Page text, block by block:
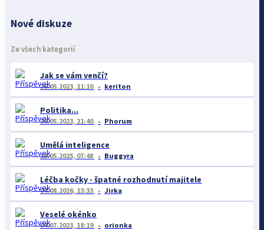
Nové diskuze
Ze všech kategorií
Jak se vám venčí?
26.05.2023, 11:10 keriton
Politika...
26.05.2023, 21:40 Phorum
Umělá inteligence
13.05.2025, 07:48 Buggyra
Léčba kočky - špatné rozhodnutí majitele
04.08.2026, 13:33 Jirka
Veselé okénko
04.07.2023, 18:19 orionka